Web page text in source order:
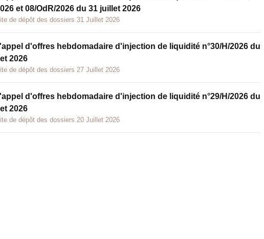
et 08/OdR/2026 du 31 juillet 2026
de dépôt des dossiers 31 Juillet 2026
d'offres hebdomadaire d'injection de liquidité n°30/H/2026 du
2026
de dépôt des dossiers 27 Juillet 2026
d'offres hebdomadaire d'injection de liquidité n°29/H/2026 du
2026
de dépôt des dossiers 20 Juillet 2026